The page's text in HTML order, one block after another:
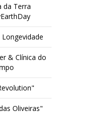
da Terra
& Clínica do
Oliveiras"